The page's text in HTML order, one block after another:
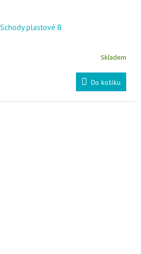
Schody plastové B
Skladem
Do košíku